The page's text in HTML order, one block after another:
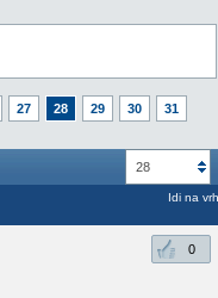
27 28 29 30 31
28
Idi na vrh
0